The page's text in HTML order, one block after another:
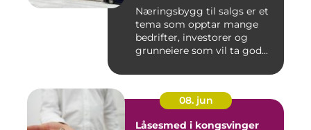
Næringsbygg til salgs er et
tema som opptar mange
bedrifter, investorer og
grunneiere som vil ta god...
08. jun
Låsesmed i kongsvinger